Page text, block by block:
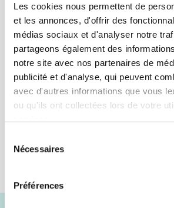
Les cookies nous permettent de
et les annonces, d'offrir des
médias sociaux et d'analyser notre
partageons également des
notre site avec nos partenaires de
publicité et d'analyse, qui peuvent
avec d'autres informations que vous
ou qu'ils ont collectées lors de votre
Nécessaires
Préférences
Zoom avec Dinojan
scientist chez Ellisphere, sur
méthodologies des scores
sur-mesure, des outils
gestion de vos risques
en BtoB.